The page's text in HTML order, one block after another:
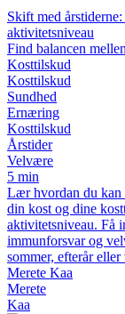
Skift med
aktivitetsniveau
Find balancen
Kosttilskud
Kosttilskud
Sundhed
Ernæring
Kosttilskud
Årstider
Velvære
5 min
Lær hvordan du kan
din kost og dine
aktivitetsniveau. Få
immunforsvar og
sommer, efterår eller
Merete Kaa
Merete
Kaa